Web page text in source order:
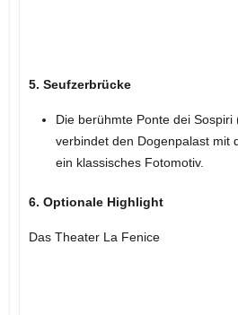
5. Seufzerbrücke
Die berühmte Ponte dei Sospiri
verbindet den Dogenpalast mit
ein klassisches Fotomotiv.
6. Optionale Highlight
Das Theater La Fenice